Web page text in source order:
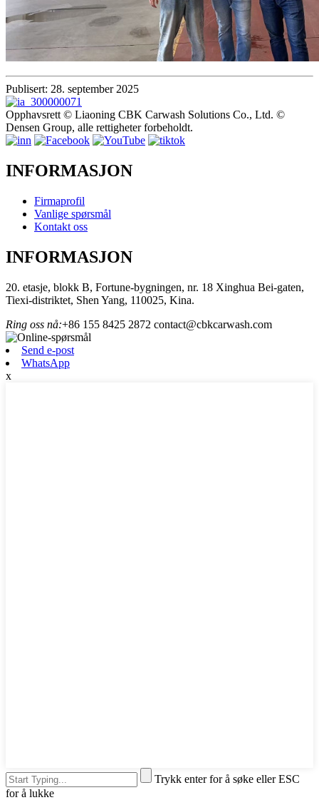
Publisert: 28. september 2025
Opphavsrett © Liaoning CBK Carwash Solutions Co., Ltd. ©
Densen Group, alle rettigheter forbeholdt.
INFORMASJON
Firmaprofil
Vanlige spørsmål
Kontakt oss
INFORMASJON
20. etasje, blokk B, Fortune-bygningen, nr. 18 Xinghua Bei-gaten,
Tiexi-distriktet, Shen Yang, 110025, Kina.
Ring oss nå:+86 155 8425 2872 contact@cbkcarwash.com
Send e-post
WhatsApp
x
Trykk enter for å søke eller ESC
for å lukke